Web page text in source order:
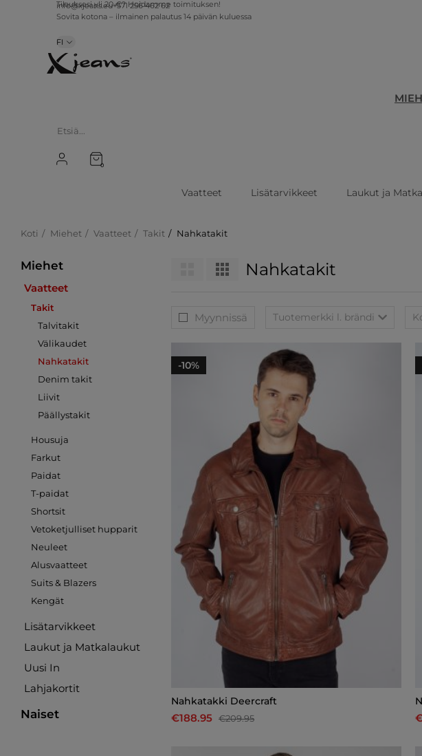
info@xjeans.eu+371 256 462 62
Tilauksesi yli 20 €? Hoidamme toimituksen!
FI
0
Vaatteet Lisätarvikkeet Laukut ja
Koti Miehet Vaatteet Takit Nahkatakit
Miehet
Vaatteet
Takit
Talvitakit
Välikaudet
Nahkatakit
Denim takit
Liivit
Päällystakit
Housuja
Farkut
Paidat
T-paidat
Shortsit
Vetoketjulliset hupparit
Neuleet
Alusvaatteet
Suits & Blazers
Kengät
Lisätarvikkeet
Laukut ja Matkalaukut
Uusi In
Lahjakortit
Naiset
Nahkatakit
Myynnissä Tuotemerkki l. brändi
-10%
Nahkatakki Deercraft
€188.95 €209.95